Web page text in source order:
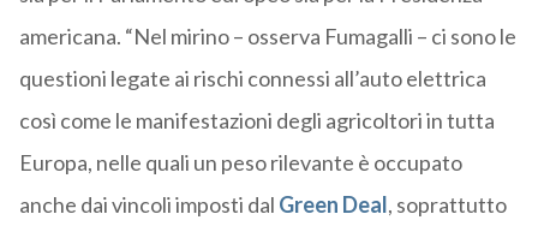
americana. “Nel mirino – osserva Fumagalli – ci sono le
questioni legate ai rischi connessi all’auto elettrica
così come le manifestazioni degli agricoltori in tutta
Europa, nelle quali un peso rilevante è occupato
anche dai vincoli imposti dal Green Deal, soprattutto